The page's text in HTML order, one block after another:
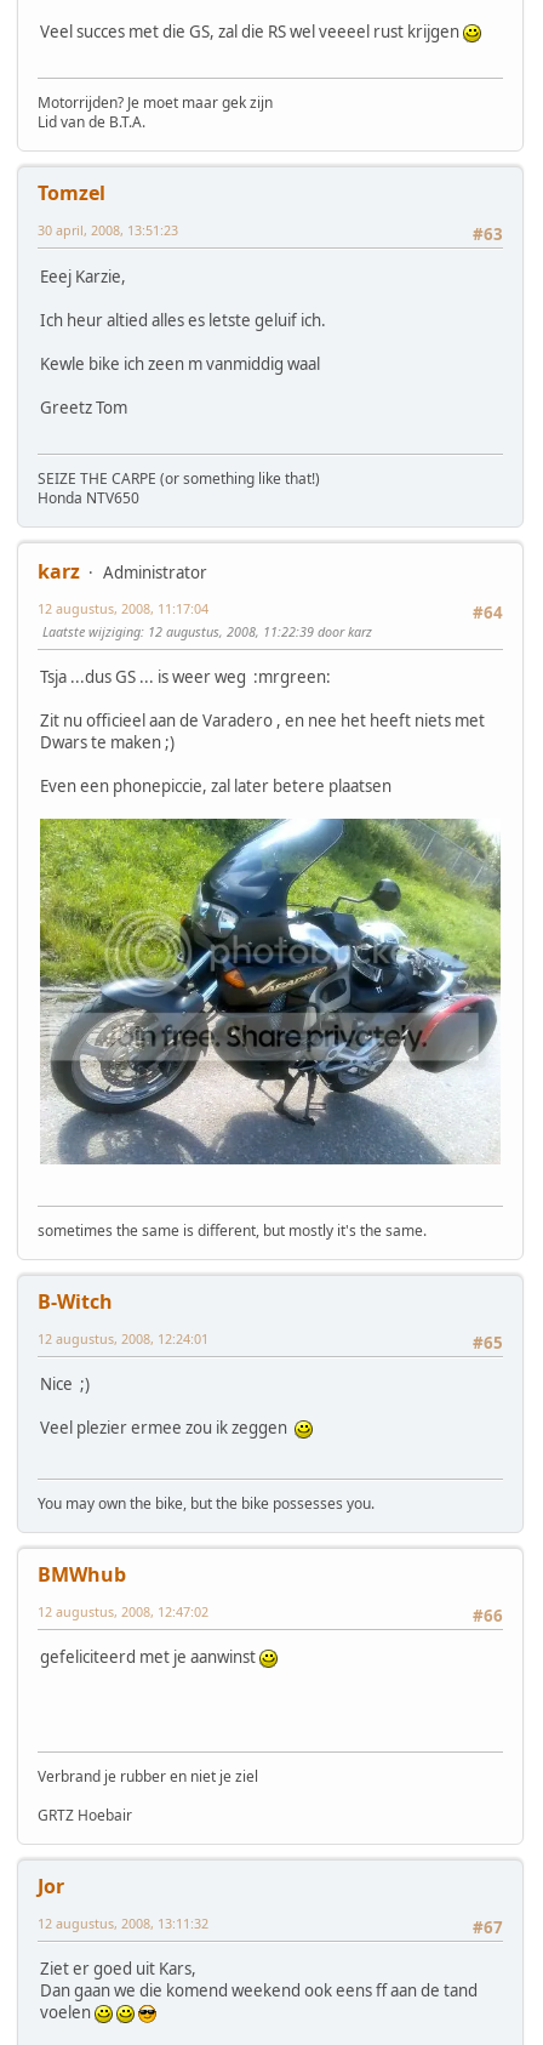
Veel succes met die GS, zal die RS wel veeeel rust krijgen
Motorrijden? Je moet maar gek zijn
Lid van de B.T.A.
Tomzel
#63
30 april, 2008, 13:51:23
Eeej Karzie,
Ich heur altied alles es letste geluif ich.
Kewle bike ich zeen m vanmiddig waal
Greetz Tom
SEIZE THE CARPE (or something like that!)
Honda NTV650
karz
Administrator
#64
12 augustus, 2008, 11:17:04
Laatste wijziging: 12 augustus, 2008, 11:22:39 door karz
Tsja ...dus GS ... is weer weg :mrgreen:
Zit nu officieel aan de Varadero , en nee het heeft niets met
Dwars te maken ;)
Even een phonepiccie, zal later betere plaatsen
sometimes the same is different, but mostly it's the same.
B-Witch
#65
12 augustus, 2008, 12:24:01
Nice ;)
Veel plezier ermee zou ik zeggen
You may own the bike, but the bike possesses you.
BMWhub
#66
12 augustus, 2008, 12:47:02
gefeliciteerd met je aanwinst
Verbrand je rubber en niet je ziel
GRTZ Hoebair
Jor
#67
12 augustus, 2008, 13:11:32
Ziet er goed uit Kars,
Dan gaan we die komend weekend ook eens ff aan de tand
voelen